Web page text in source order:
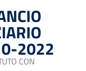
2022
CON